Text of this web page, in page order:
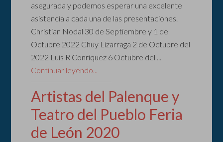
asegurada y podemos esperar una excelente
asistencia a cada una de las presentaciones.
Christian Nodal 30 de Septiembre y 1 de
Octubre 2022 Chuy Lizarraga 2 de Octubre del
2022 Luis R Conriquez 6 Octubre del ...
Continuar leyendo...
Artistas del Palenque y
Teatro del Pueblo Feria
de León 2020